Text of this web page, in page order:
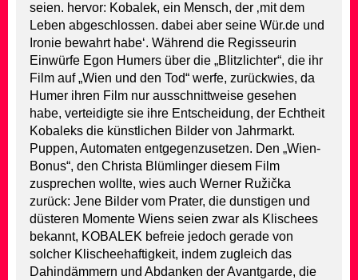
seien. hervor: Kobalek, ein Mensch, der ‚mit dem
Leben abgeschlossen. dabei aber seine Wür.de und
Ironie bewahrt habe‘. Während die Regisseurin
Einwürfe Egon Humers über die „Blitzlichter“, die ihr
Film auf „Wien und den Tod“ werfe, zurückwies, da
Humer ihren Film nur ausschnittweise gesehen
habe, verteidigte sie ihre Entscheidung, der Echtheit
Kobaleks die künstlichen Bilder von Jahrmarkt.
Puppen, Automaten entgegenzusetzen. Den „Wien-
Bonus“, den Christa Blümlinger diesem Film
zusprechen wollte, wies auch Werner Ružička
zurück: Jene Bilder vom Prater, die dunstigen und
düsteren Momente Wiens seien zwar als Klischees
bekannt, KOBALEK befreie jedoch gerade von
solcher Klischeehaftigkeit, indem zugleich das
Dahindämmern und Abdanken der Avantgarde, die